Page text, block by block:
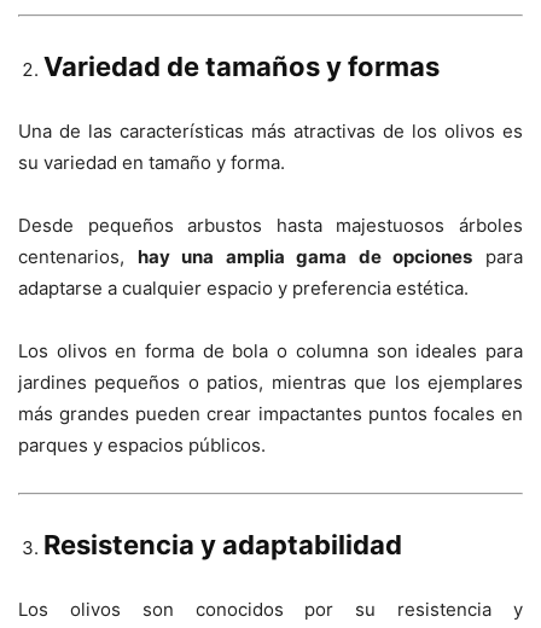
Variedad de tamaños y formas
Una de las características más atractivas de los olivos es
su variedad en tamaño y forma.
Desde pequeños arbustos hasta majestuosos árboles
centenarios, hay una amplia gama de opciones para
adaptarse a cualquier espacio y preferencia estética.
Los olivos en forma de bola o columna son ideales para
jardines pequeños o patios, mientras que los ejemplares
más grandes pueden crear impactantes puntos focales en
parques y espacios públicos.
Resistencia y adaptabilidad
Los olivos son conocidos por su resistencia y